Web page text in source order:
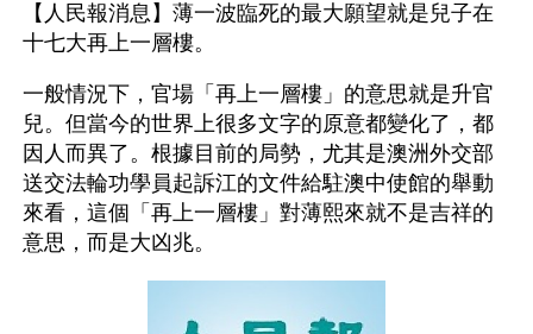
【人民報消息】薄一波臨死的最大願望就是兒子在
十七大再上一層樓。
一般情況下，官場「再上一層樓」的意思就是升官
兒。但當今的世界上很多文字的原意都變化了，都
因人而異了。根據目前的局勢，尤其是澳洲外交部
送交法輪功學員起訴江的文件給駐澳中使館的舉動
來看，這個「再上一層樓」對薄熙來就不是吉祥的
意思，而是大凶兆。